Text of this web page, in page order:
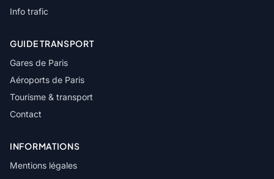
Info trafic
GUIDE TRANSPORT
Gares de Paris
Aéroports de Paris
Tourisme & transport
Contact
INFORMATIONS
Mentions légales